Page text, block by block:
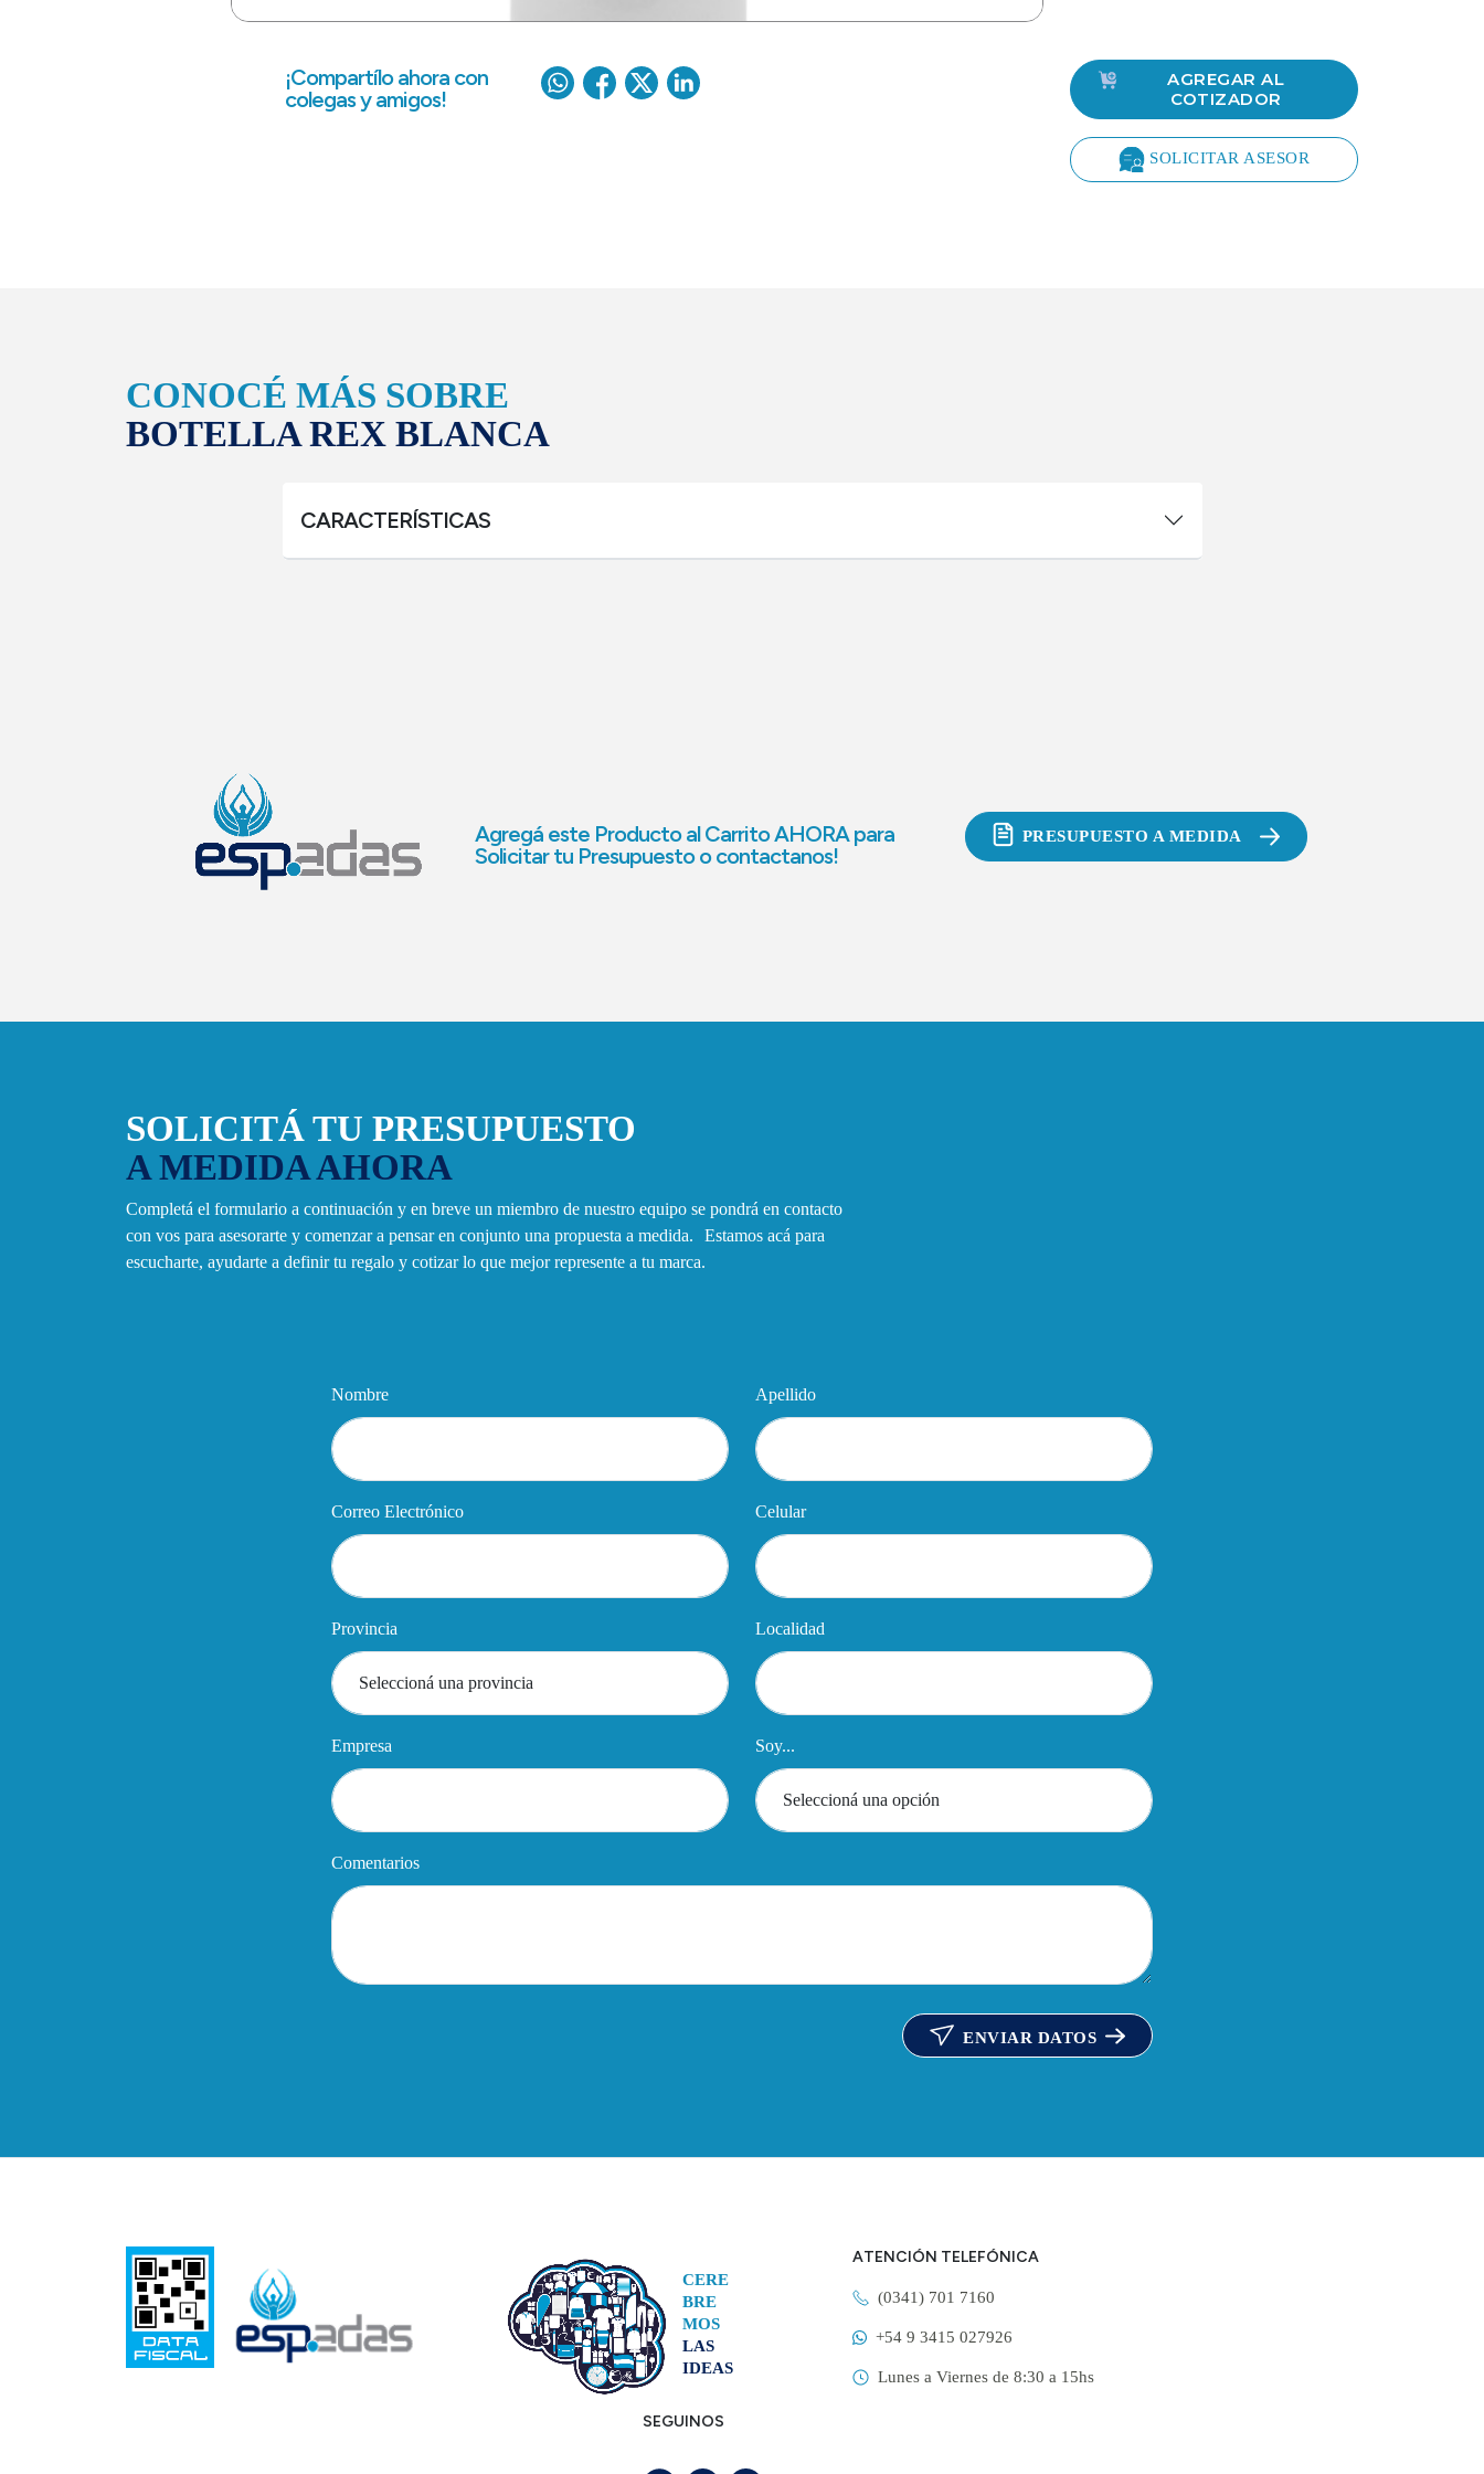
¡Compartílo ahora con
colegas y amigos!
AGREGAR AL
COTIZADOR
SOLICITAR ASESOR
CONOCÉ MÁS SOBRE
BOTELLA REX BLANCA
CARACTERÍSTICAS
Agregá este Producto al Carrito AHORA para
Solicitar tu Presupuesto o contactanos!
PRESUPUESTO A MEDIDA
SOLICITÁ TU PRESUPUESTO
A MEDIDA AHORA
Completá el formulario a continuación y en breve un miembro de nuestro equipo se pondrá en contacto
con vos para asesorarte y comenzar a pensar en conjunto una propuesta a medida. Estamos acá para
escucharte, ayudarte a definir tu regalo y cotizar lo que mejor represente a tu marca.
Nombre Apellido
Correo Electrónico Celular
Provincia Localidad
Empresa Soy...
Comentarios
ENVIAR DATOS
CERE
BRE
MOS
LAS
IDEAS
ATENCIÓN TELEFÓNICA
(0341) 701 7160
+54 9 3415 027926
Lunes a Viernes de 8:30 a 15hs
SEGUINOS